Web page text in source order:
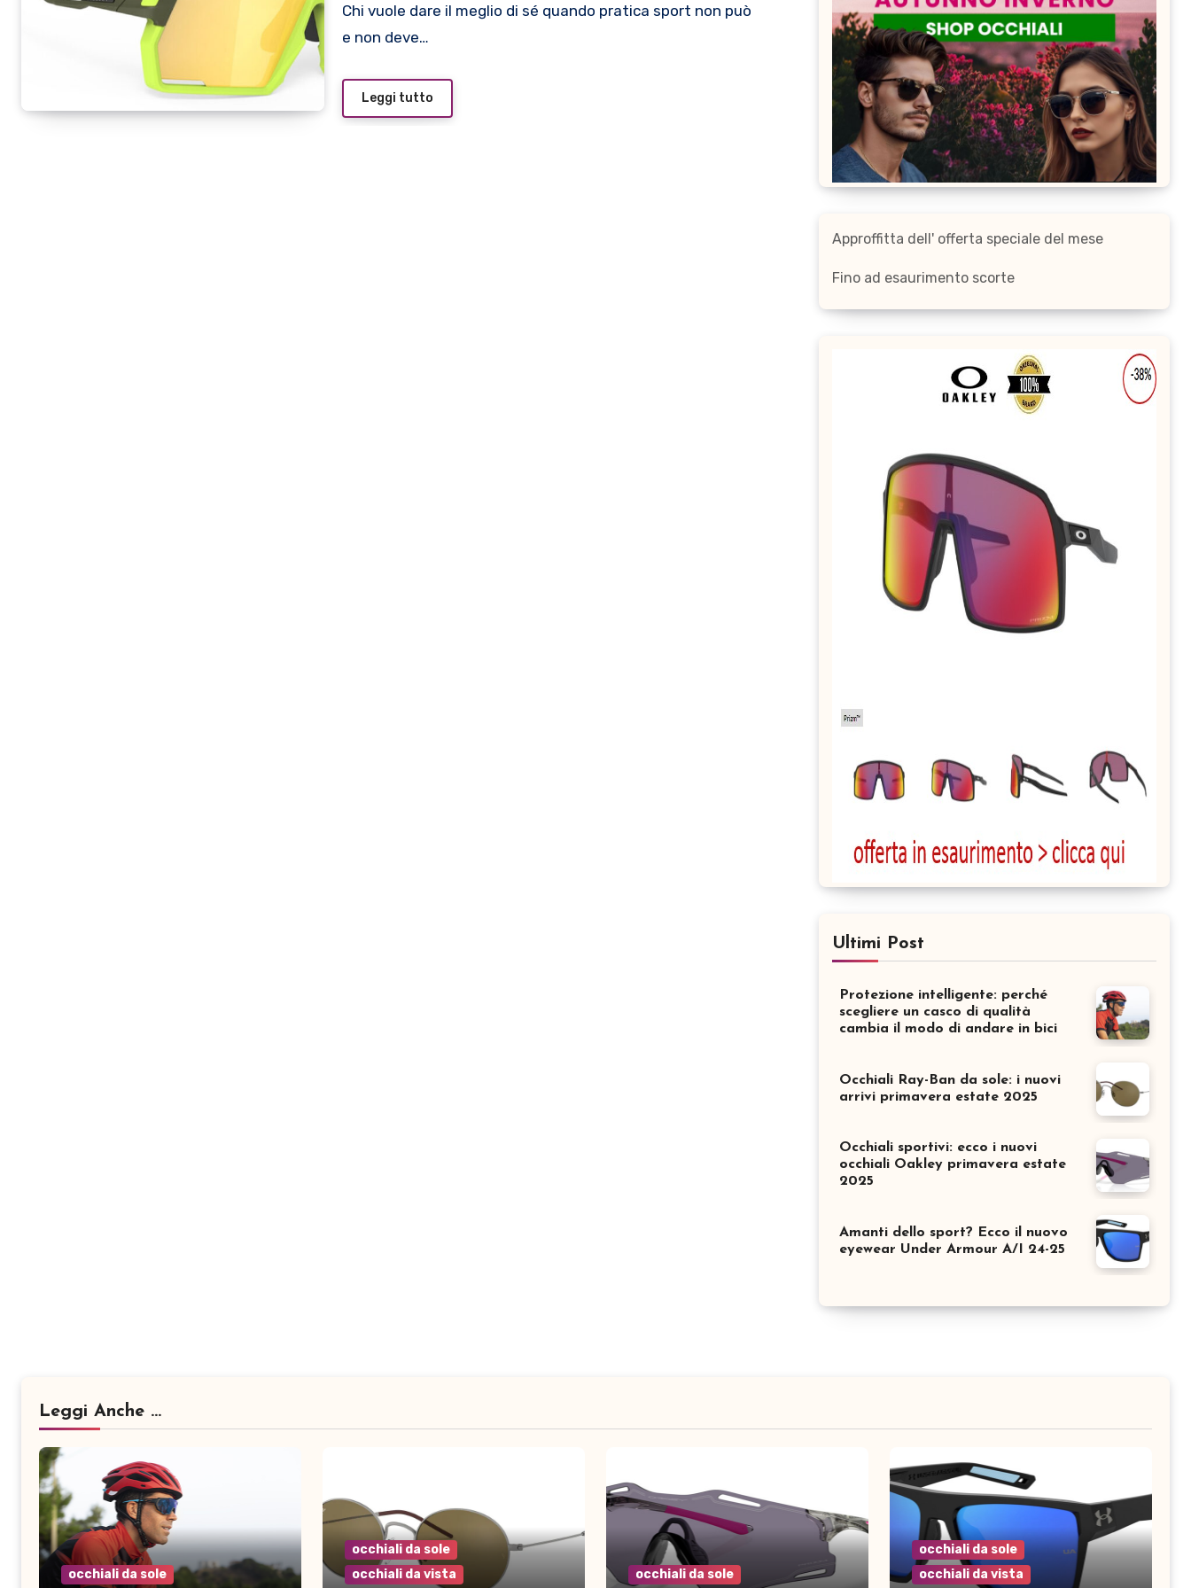
Chi vuole dare il meglio di sé quando pratica sport non può
e non deve…
Leggi tutto
Approffitta dell' offerta speciale del mese
Fino ad esaurimento scorte
Ultimi Post
Protezione intelligente: perché
scegliere un casco di qualità
cambia il modo di andare in bici
Occhiali Ray-Ban da sole: i nuovi
arrivi primavera estate 2025
Occhiali sportivi: ecco i nuovi
occhiali Oakley primavera estate
2025
Amanti dello sport? Ecco il nuovo
eyewear Under Armour A/I 24-25
Leggi Anche ...
occhiali da sole
occhiali da sole
occhiali da vista
occhiali da sole
occhiali da sole
occhiali da vista